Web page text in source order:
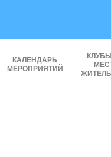
КАЛЕНДАРЬ
МЕРОПРИЯТИЙ